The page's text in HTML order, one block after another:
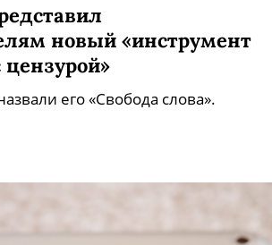
новый «инструмент
цензурой»
его «Свобода слова».